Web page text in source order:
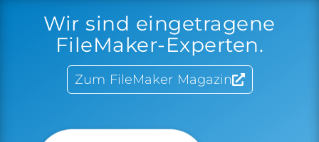
Wir sind eingetragene
FileMaker-Experten.
Zum FileMaker Magazin